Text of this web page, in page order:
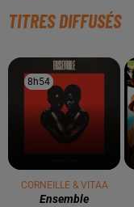
TITRES DIFFUSÉS
8h54
8h54
CORNEILLE & VITAA
Ensemble